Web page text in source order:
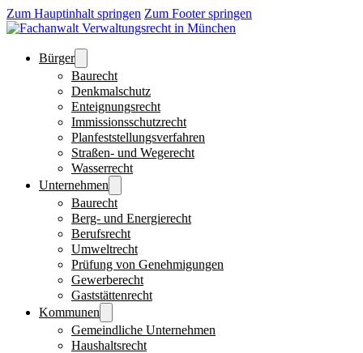
Zum Hauptinhalt springen Zum Footer springen
Bürger
Baurecht
Denkmalschutz
Enteignungsrecht
Immissionsschutzrecht
Planfeststellungsverfahren
Straßen- und Wegerecht
Wasserrecht
Unternehmen
Baurecht
Berg- und Energierecht
Berufsrecht
Umweltrecht
Prüfung von Genehmigungen
Gewerberecht
Gaststättenrecht
Kommunen
Gemeindliche Unternehmen
Haushaltsrecht